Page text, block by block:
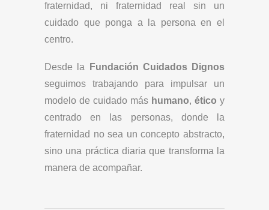
fraternidad, ni fraternidad real sin un
cuidado que ponga a la persona en el
centro.
Desde la
Fundación Cuidados Dignos
seguimos trabajando para impulsar un
modelo de cuidado más humano, ético y
centrado en las personas, donde la
fraternidad no sea un concepto abstracto,
sino una práctica diaria que transforma la
manera de acompañar.